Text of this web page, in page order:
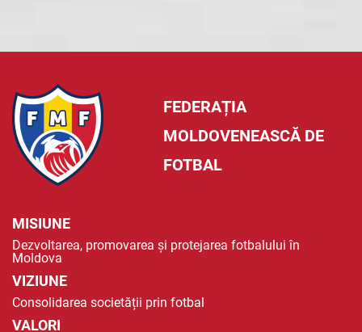
FEDERAȚIA
MOLDOVENEASCĂ DE
FOTBAL
MISIUNE
Dezvoltarea, promovarea și protejarea fotbalului în
Moldova
VIZIUNE
Consolidarea societății prin fotbal
VALORI